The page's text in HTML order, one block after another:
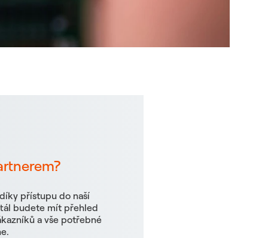
přístupu do naší
budete mít přehled
a vše potřebné